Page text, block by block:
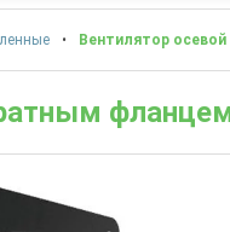
• Вентилятор